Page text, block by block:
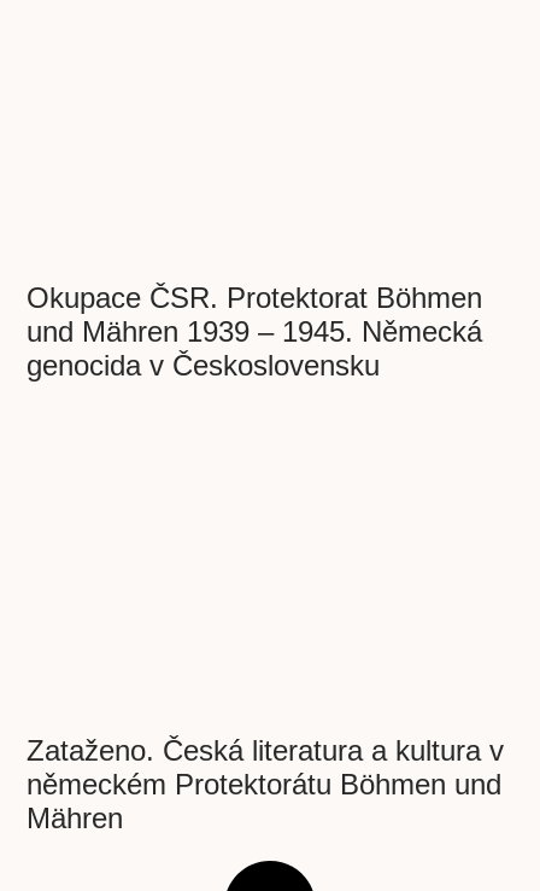
Okupace ČSR. Protektorat Böhmen
und Mähren 1939 – 1945. Německá
genocida v Československu
Zataženo. Česká literatura a kultura v
německém Protektorátu Böhmen und
Mähren